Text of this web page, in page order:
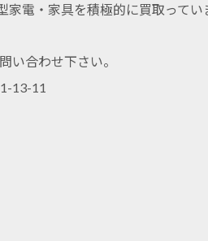
電・家具を積極的に買取ってい
い合わせ下さい。
13-11